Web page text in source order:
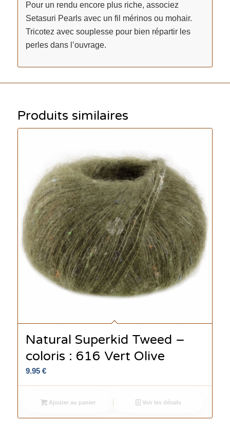
Pour un rendu encore plus riche, associez
Setasuri Pearls avec un fil mérinos ou mohair.
Tricotez avec souplesse pour bien répartir les
perles dans l’ouvrage.
Produits similaires
Natural Superkid Tweed –
coloris : 616 Vert Olive
9.95 €
Ajouter au panier Voir les détails